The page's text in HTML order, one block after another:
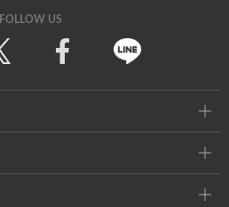
FOLLOW US